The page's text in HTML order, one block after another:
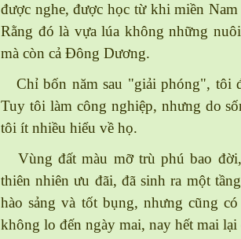
được nghe, được học từ khi miềnNam
Rằng đó là vựa lúa không những
mà còn cả Đông Dương.
Chỉ bốn năm sau "giải phóng", tôi
Tuy tôi làm công nghiệp, nhưng do
tôi ít nhiều hiểu về họ.
Vùng đất màu mỡ trù phú bao
thiên nhiên ưu đãi, đã sinh ra một
hào sảng và tốt bụng, nhưng cũng
không lo đến ngày mai, nay hết mai lại